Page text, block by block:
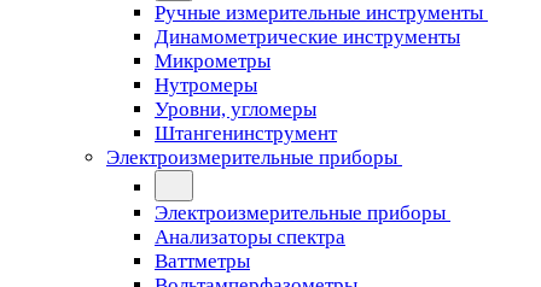
Ручные измерительные инструменты
Динамометрические инструменты
Микрометры
Нутромеры
Уровни, угломеры
Штангенинструмент
Электроизмерительные приборы
Электроизмерительные приборы
Анализаторы спектра
Ваттметры